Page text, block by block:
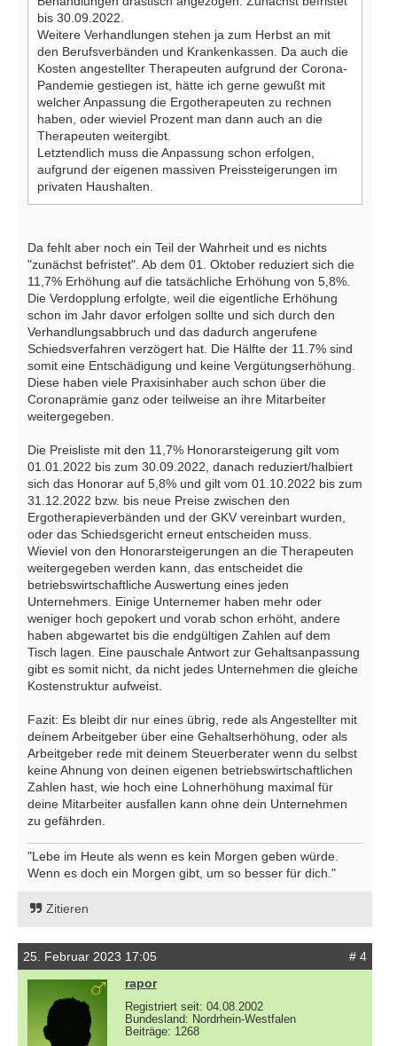
bis 30.09.2022.
Weitere Verhandlungen stehen ja zum Herbst an mit
den Berufsverbänden und Krankenkassen. Da auch die
Kosten angestellter Therapeuten aufgrund der Corona-
Pandemie gestiegen ist, hätte ich gerne gewußt mit
welcher Anpassung die Ergotherapeuten zu rechnen
haben, oder wieviel Prozent man dann auch an die
Therapeuten weitergibt.
Letztendlich muss die Anpassung schon erfolgen,
aufgrund der eigenen massiven Preissteigerungen im
privaten Haushalten.
Da fehlt aber noch ein Teil der Wahrheit und es nichts
"zunächst befristet". Ab dem 01. Oktober reduziert sich die
11,7% Erhöhung auf die tatsächliche Erhöhung von 5,8%.
Die Verdopplung erfolgte, weil die eigentliche Erhöhung
schon im Jahr davor erfolgen sollte und sich durch den
Verhandlungsabbruch und das dadurch angerufene
Schiedsverfahren verzögert hat. Die Hälfte der 11.7% sind
somit eine Entschädigung und keine Vergütungserhöhung.
Diese haben viele Praxisinhaber auch schon über die
Coronaprämie ganz oder teilweise an ihre Mitarbeiter
weitergegeben.
Die Preisliste mit den 11,7% Honorarsteigerung gilt vom
01.01.2022 bis zum 30.09.2022, danach reduziert/halbiert
sich das Honorar auf 5,8% und gilt vom 01.10.2022 bis zum
31.12.2022 bzw. bis neue Preise zwischen den
Ergotherapieverbänden und der GKV vereinbart wurden,
oder das Schiedsgericht erneut entscheiden muss.
Wieviel von den Honorarsteigerungen an die Therapeuten
weitergegeben werden kann, das entscheidet die
betriebswirtschaftliche Auswertung eines jeden
Unternehmers. Einige Unternemer haben mehr oder
weniger hoch gepokert und vorab schon erhöht, andere
haben abgewartet bis die endgültigen Zahlen auf dem
Tisch lagen. Eine pauschale Antwort zur Gehaltsanpassung
gibt es somit nicht, da nicht jedes Unternehmen die gleiche
Kostenstruktur aufweist.
Fazit: Es bleibt dir nur eines übrig, rede als Angestellter mit
deinem Arbeitgeber über eine Gehaltserhöhung, oder als
Arbeitgeber rede mit deinem Steuerberater wenn du selbst
keine Ahnung von deinen eigenen betriebswirtschaftlichen
Zahlen hast, wie hoch eine Lohnerhöhung maximal für
deine Mitarbeiter ausfallen kann ohne dein Unternehmen
zu gefährden.
"Lebe im Heute als wenn es kein Morgen geben würde.
Wenn es doch ein Morgen gibt, um so besser für dich."
Zitieren
25. Februar 2023 17:05
# 4
rapor
Registriert seit: 04.08.2002
Bundesland: Nordrhein-Westfalen
Beiträge: 1268